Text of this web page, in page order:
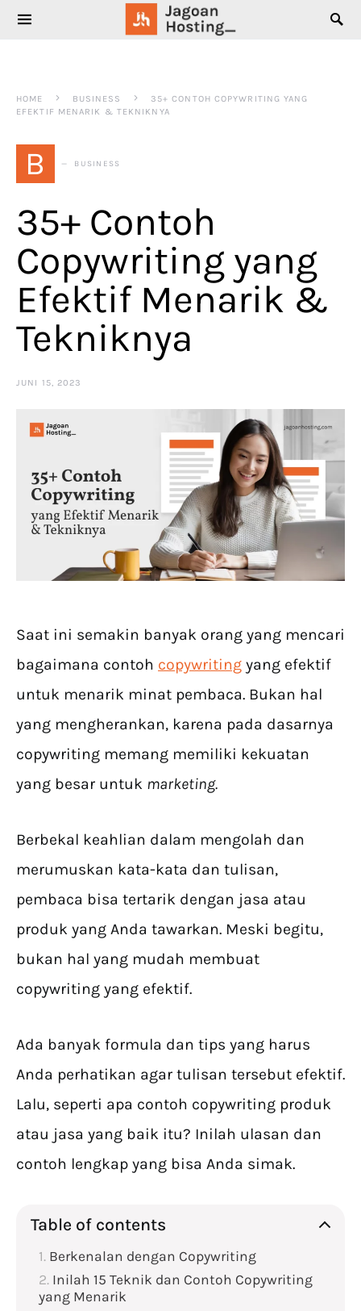
SEARCH FOR:
HOME BUSINESS
35+ CONTOH COPYWRITING YANG
EFEKTIF MENARIK & TEKNIKNYA
B BUSINESS
35+ Contoh
Copywriting yang
Efektif Menarik &
Tekniknya
JUNI 15, 2023
Saat ini semakin banyak orang yang mencari
bagaimana contoh copywriting yang efektif
untuk menarik minat pembaca. Bukan hal
yang mengherankan, karena pada dasarnya
copywriting memang memiliki kekuatan
yang besar untuk marketing.
Berbekal keahlian dalam mengolah dan
merumuskan kata-kata dan tulisan,
pembaca bisa tertarik dengan jasa atau
produk yang Anda tawarkan. Meski begitu,
bukan hal yang mudah membuat
copywriting yang efektif.
Ada banyak formula dan tips yang harus
Anda perhatikan agar tulisan tersebut efektif.
Lalu, seperti apa contoh copywriting produk
atau jasa yang baik itu? Inilah ulasan dan
contoh lengkap yang bisa Anda simak.
Table of contents
Berkenalan dengan Copywriting
Inilah 15 Teknik dan Contoh Copywriting
yang Menarik